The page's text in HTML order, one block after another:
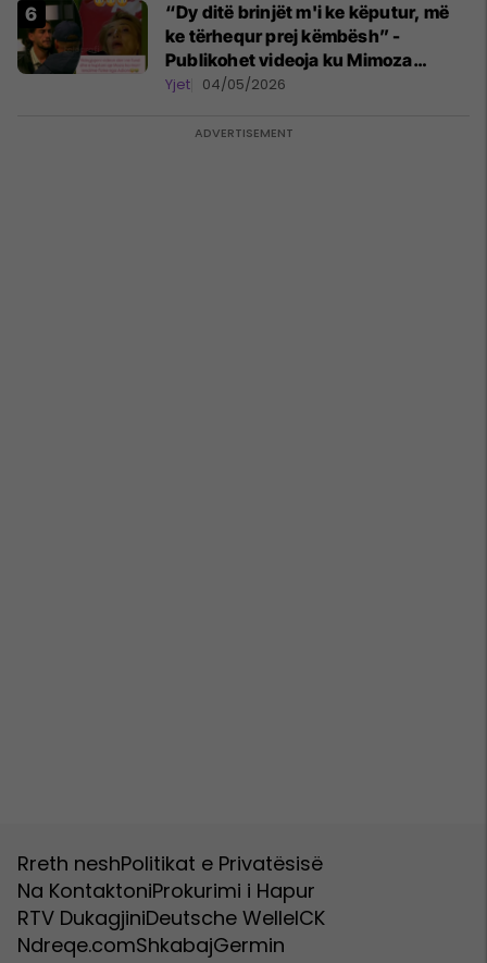
“Dy ditë brinjët m'i ke këputur, më
ke tërhequr prej këmbësh” -
Publikohet videoja ku Mimoza
Ahmeti akuzon Adionin për
Yjet 04/05/2026
Rreth neshPolitikat e Privatësisë
Na KontaktoniProkurimi i Hapur
RTV DukagjiniDeutsche WelleICK
Ndreqe.comShkabajGermin